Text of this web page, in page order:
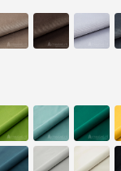
8888
ma t/m vr
17:00
antwoord
werkdag